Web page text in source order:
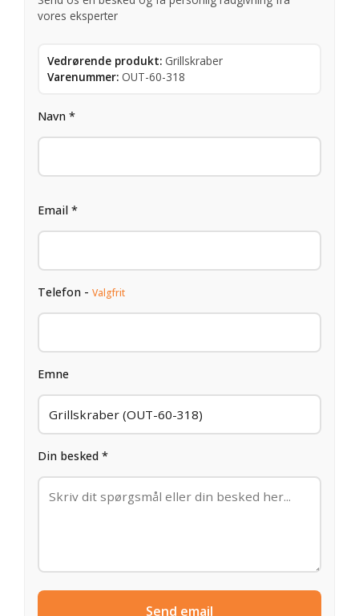
vores eksperter
Vedrørende produkt: Grillskraber
Varenummer: OUT-60-318
Navn *
Email *
Telefon - Valgfrit
Emne
Din besked *
Send email